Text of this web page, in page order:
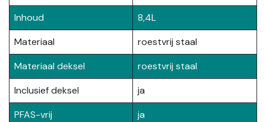
Inhoud
8,4L
Materiaal
roestvrij staal
Materiaal deksel
roestvrij staal
Inclusief deksel
ja
PFAS-vrij
ja